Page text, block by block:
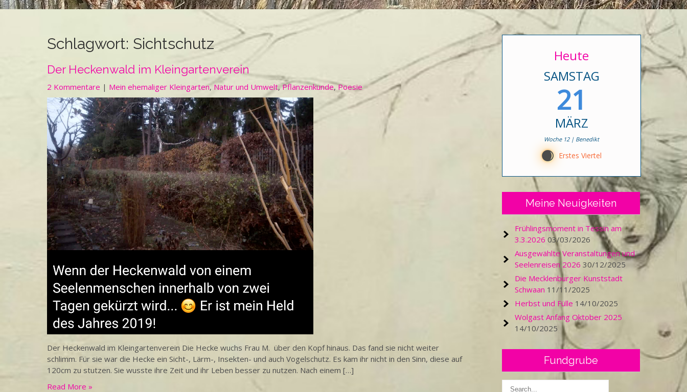
Schlagwort: Sichtschutz
Der Heckenwald im Kleingartenverein
2 Kommentare | Mein ehemaliger Kleingarten,Natur und Umwelt,Pflanzenkunde,Poesie
Der Heckenwald im Kleingartenverein Die Hecke wuchs Frau M. über den Kopf hinaus. Das fand sie nicht weiter
schlimm. Für sie war die Hecke ein Sicht-, Lärm-, Insekten- und auch Vogelschutz. Es kam ihr nicht in den Sinn, diese auf
120cm zu stutzen. Sie wusste ihre Zeit und ihr Leben besser zu nutzen. Nach einem […]
Read More »
Heute
SAMSTAG
21
MÄRZ
Woche 12 | Benedikt
C Erstes Viertel
Meine Neuigkeiten
Frühlingsmoment in Tessin am
3.3.2026 03/03/2026
Ausgewählte Veranstaltungen und
Seelenreisen 2026 30/12/2025
Die Mecklenburger Kunststadt
Schwaan 11/11/2025
Herbst und Fülle 14/10/2025
Wolgast Anfang Oktober 2025
14/10/2025
Fundgrube